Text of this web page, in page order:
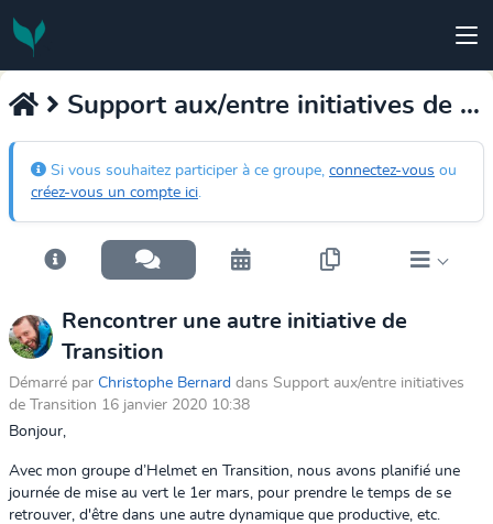
Support aux/entre initiatives de Transition
Si vous souhaitez participer à ce groupe, connectez-vous ou
créez-vous un compte ici.
Rencontrer une autre initiative de
Transition
Démarré par Christophe Bernard dans Support aux/entre initiatives
de Transition 16 janvier 2020 10:38
Bonjour,
Avec mon groupe d’Helmet en Transition, nous avons planifié une
journée de mise au vert le 1er mars, pour prendre le temps de se
retrouver, d'être dans une autre dynamique que productive, etc.